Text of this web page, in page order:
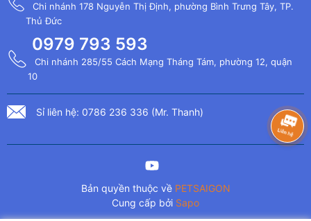
Chi nhánh 178 Nguyễn Thị Định, phường Bình Trưng Tây, TP.
Thủ Đức
0979 793 593
Chi nhánh 285/55 Cách Mạng Tháng Tám, phường 12, quận
10
Sỉ liên hệ: 0786 236 336 (Mr. Thanh)
Bản quyền thuộc về PETSAIGON
Cung cấp bởi Sapo